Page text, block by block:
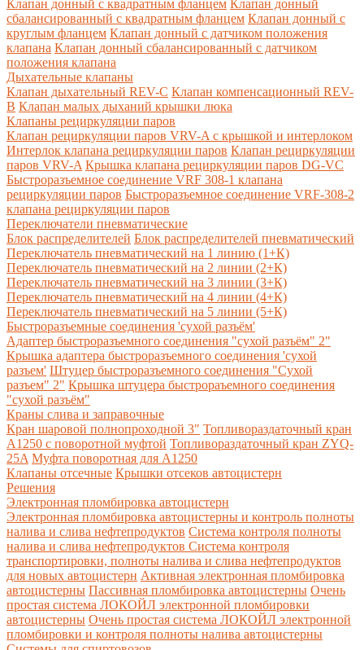
Клапан донный с квадратным фланцем Клапан донный
сбалансированный с квадратным фланцем Клапан донный с
круглым фланцем Клапан донный с датчиком положения
клапана Клапан донный сбалансированный с датчиком
положения клапана
Дыхательные клапаны
Клапан дыхательный REV-C Клапан компенсационный REV-
B Клапан малых дыханий крышки люка
Клапаны рециркуляции паров
Клапан рециркуляции паров VRV-A с крышкой и интерлоком
Интерлок клапана рециркуляции паров Клапан рециркуляции
паров VRV-A Крышка клапана рециркуляции паров DG-VC
Быстроразъемное соединение VRF 308-1 клапана
рециркуляции паров Быстроразъемное соединение VRF-308-2
клапана рециркуляции паров
Переключатели пневматические
Блок распределителей Блок распределителей пневматический
Переключатель пневматический на 1 линию (1+К)
Переключатель пневматический на 2 линии (2+К)
Переключатель пневматический на 3 линии (3+К)
Переключатель пневматический на 4 линии (4+К)
Переключатель пневматический на 5 линии (5+К)
Быстроразъемные соединения 'сухой разъём'
Адаптер быстроразъемного соединения "сухой разъём" 2"
Крышка адаптера быстроразъемного соединения 'сухой
разъем' Штуцер быстроразъемного соединения "Сухой
разъем" 2" Крышка штуцера быстрораъемного соединения
"сухой разъём"
Краны слива и заправочные
Кран шаровой полнопроходной 3" Топливораздаточный кран
A1250 с поворотной муфтой Топливораздаточный кран ZYQ-
25A Муфта поворотная для А1250
Клапаны отсечные Крышки отсеков автоцистерн
Решения
Электронная пломбировка автоцистерн
Электронная пломбировка автоцистерны и контроль полноты
налива и слива нефтепродуктов Система контроля полноты
налива и слива нефтепродуктов Система контроля
транспортировки, полноты налива и слива нефтепродуктов
для новых автоцистерн Активная электронная пломбировка
автоцистерны Пассивная пломбировка автоцистерны Очень
простая система ЛОКОЙЛ электронной пломбировки
автоцистерны Очень простая система ЛОКОЙЛ электронной
пломбировки и контроля полноты налива автоцистерны